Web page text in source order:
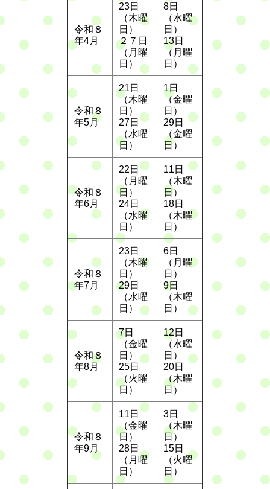
令和８
年4月
23日
（木曜
日）
２７日
（月曜
日）
8日
（水曜
日）
13日
（月曜
日）
令和８
年5月
21日
（木曜
日）
27日
（水曜
日）
1日
（金曜
日）
29日
（金曜
日）
令和８
年6月
22日
（月曜
日）
24日
（水曜
日）
11日
（木曜
日）
18日
（木曜
日）
令和８
年7月
23日
（木曜
日）
29日
（水曜
日）
6日
（月曜
日）
9日
（木曜
日）
令和８
年8月
7日
（金曜
日）
25日
（火曜
日）
12日
（水曜
日）
20日
（木曜
日）
令和８
年9月
11日
（金曜
日）
28日
（月曜
日）
3日
（木曜
日）
15日
（火曜
日）